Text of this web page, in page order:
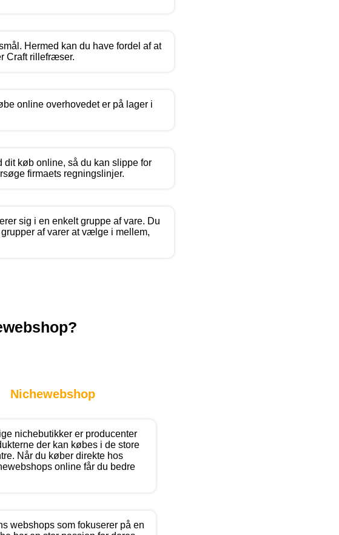
Hermed kan du have fordel af at
Craft rillefræser.
online overhovedet er på lager i
køb online, så du kan slippe for
firmaets regningslinjer.
sig i en enkelt gruppe af vare. Du
af varer at vælge i mellem,
Nichewebshop
nichebutikker er producenter
der kan købes i de store
Når du køber direkte hos
online får du bedre
webshops som fokuserer på en